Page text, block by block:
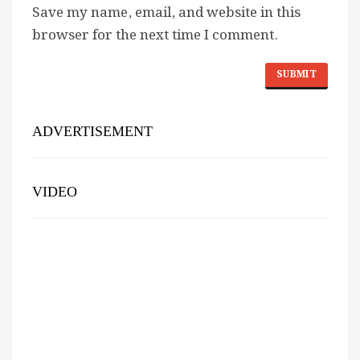
Save my name, email, and website in this
browser for the next time I comment.
ADVERTISEMENT
VIDEO